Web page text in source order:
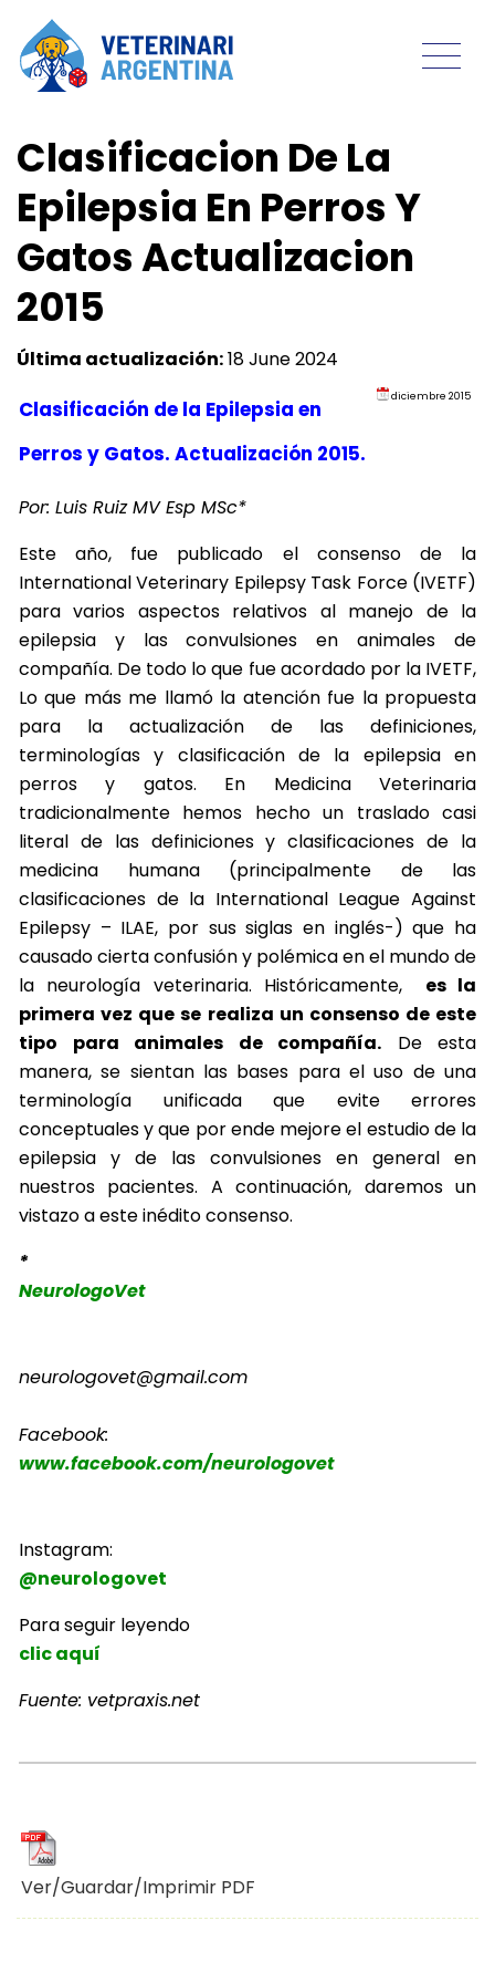
Clasificacion De La
Epilepsia En Perros Y
Gatos Actualizacion
2015
Última actualización:18 June 2024
diciembre 2015
Clasificación de la Epilepsia en
Perros y Gatos. Actualización 2015.
Por: Luis Ruiz MV Esp MSc*
Este año, fue publicado el consenso de la
International Veterinary Epilepsy Task Force (IVETF)
para varios aspectos relativos al manejo de la
epilepsia y las convulsiones en animales de
compañía. De todo lo que fue acordado por la IVETF,
Lo que más me llamó la atención fue la propuesta
para la actualización de las definiciones,
terminologías y clasificación de la epilepsia en
perros y gatos. En Medicina Veterinaria
tradicionalmente hemos hecho un traslado casi
literal de las definiciones y clasificaciones de la
medicina humana (principalmente de las
clasificaciones de la International League Against
Epilepsy – ILAE, por sus siglas en inglés-) que ha
causado cierta confusión y polémica en el mundo de
la neurología veterinaria. Históricamente,
es la
primera vez que se realiza un consenso de este
tipo para animales de compañía. De esta
manera, se sientan las bases para el uso de una
terminología unificada que evite errores
conceptuales y que por ende mejore el estudio de la
epilepsia y de las convulsiones en general en
nuestros pacientes. A continuación, daremos un
vistazo a este inédito consenso.
*
NeurologoVet
neurologovet@gmail.com
Facebook:
www.facebook.com/neurologovet
Instagram:
@neurologovet
Para seguir leyendo
clic aquí
Fuente: vetpraxis.net
Ver/Guardar/Imprimir PDF